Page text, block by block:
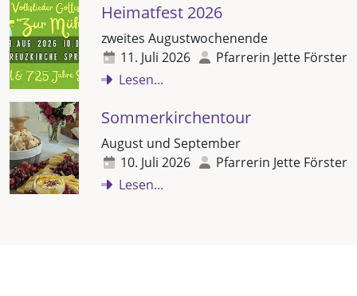
Heimatfest 2026
zweites Augustwochenende
11. Juli 2026
Pfarrerin Jette Förster
Lesen...
Sommerkirchentour
August und September
10. Juli 2026
Pfarrerin Jette Förster
Lesen...